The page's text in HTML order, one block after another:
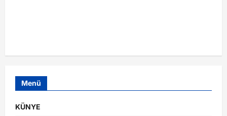
Menü
KÜNYE